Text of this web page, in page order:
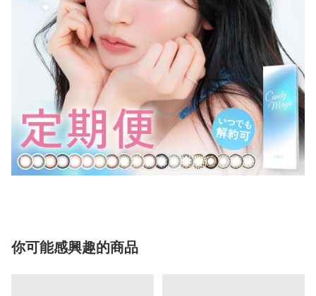
你可能感興趣的商品